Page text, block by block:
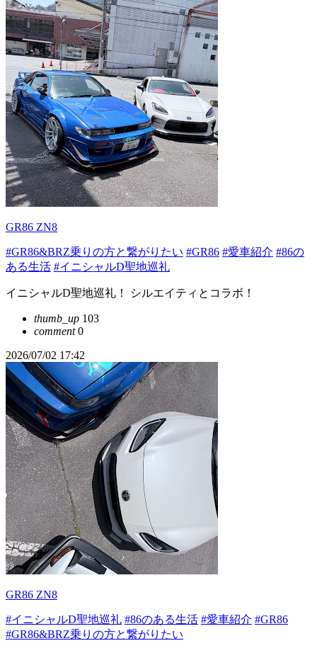
GR86 ZN8
#GR86&BRZ乗りの方と繋がりたい #GR86 #愛車紹介 #86の
ある生活 #イニシャルD聖地巡礼
イニシャルD聖地巡礼！ シルエイティとコラボ！
thumb_up 103
comment0
2026/07/02 17:42
GR86 ZN8
#イニシャルD聖地巡礼 #86のある生活 #愛車紹介 #GR86
#GR86&BRZ乗りの方と繋がりたい